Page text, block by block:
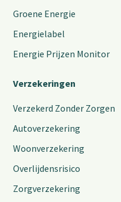
Groene Energie
Energielabel
Energie Prijzen Monitor
Verzekeringen
Verzekerd Zonder Zorgen
Autoverzekering
Woonverzekering
Overlijdensrisico
Zorgverzekering